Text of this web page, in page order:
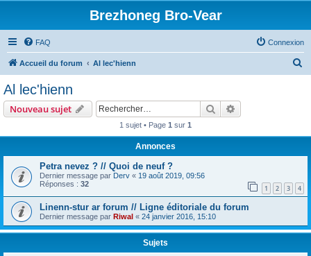
Brezhoneg Bro-Vear
FAQ Connexion
Accueil du forum Al lec'hienn
e
Al lec'hienn
Nouveau sujet Rechercher
1 sujet • Page 1 sur 1
Annonces
Petra nevez ? // Quoi de neuf ?
Dernier message par Derv « 19 août 2019, 09:56
Réponses : 32 1 2 3 4
Linenn-stur ar forum // Ligne éditoriale du forum
Dernier message par Riwal « 24 janvier 2016, 15:10
Sujets